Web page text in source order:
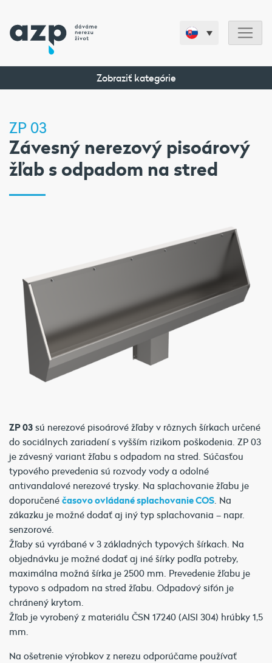
Zobraziť kategórie
ZP 03
Závesný nerezový pisoárový
žľab s odpadom na stred
ZP 03 sú nerezové pisoárové žľaby v rôznych šírkach určené
do sociálnych zariadení s vyšším rizikom poškodenia. ZP 03
je závesný variant žľabu s odpadom na stred. Súčasťou
typového prevedenia sú rozvody vody a odolné
antivandalové nerezové trysky. Na splachovanie žľabu je
doporučené časovo ovládané splachovanie COS . Na
zákazku je možné dodať aj iný typ splachovania – napr.
senzorové.
Žľaby sú vyrábané v 3 základných typových šírkach. Na
objednávku je možné dodať aj iné šírky podľa potreby,
maximálna možná šírka je 2500 mm. Prevedenie žľabu je
typovo s odpadom na stred žľabu. Odpadový sifón je
chránený krytom.
Žľab je vyrobený z materiálu ČSN 17240 (AISI 304) hrúbky 1,5
mm.
Na ošetrenie výrobkov z nerezu odporúčame používať